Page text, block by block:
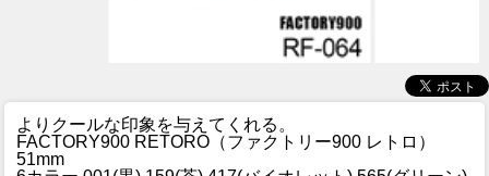
おすすめアイテム
ブログ
BLOG
よりクールな印象を与えてくれる。
FACTORY900 RETORO（ファクトリー900 レトロ）
51mm